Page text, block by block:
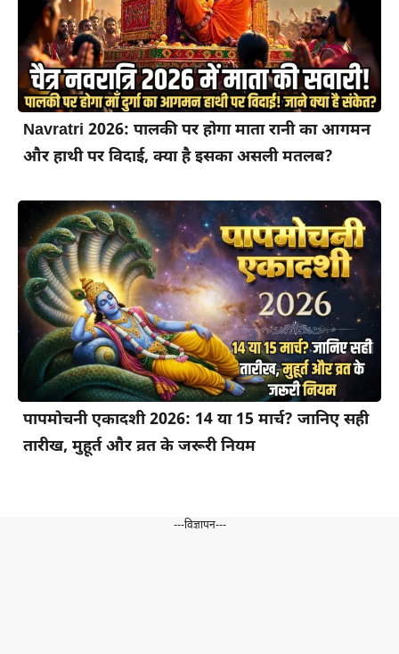
Navratri 2026: पालकी पर होगा माता रानी का आगमन
और हाथी पर विदाई, क्या है इसका असली मतलब?
पापमोचनी एकादशी 2026: 14 या 15 मार्च? जानिए सही
तारीख, मुहूर्त और व्रत के जरूरी नियम
---विज्ञापन---